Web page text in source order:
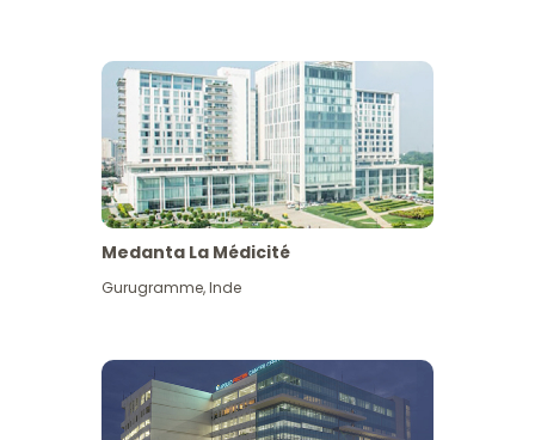
Medanta La Médicité
Gurugramme,Inde